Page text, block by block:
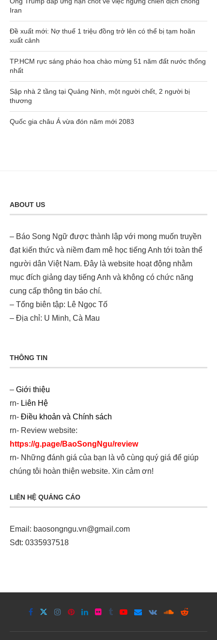
Iran
Đề xuất mới: Nợ thuế 1 triệu đồng trở lên có thể bị tạm hoãn
xuất cảnh
TP.HCM rực sáng pháo hoa chào mừng 51 năm đất nước thống
nhất
Sập nhà 2 tầng tại Quảng Ninh, một người chết, 2 người bị
thương
Quốc gia châu Á vừa đón năm mới 2083
ABOUT US
– Báo Song Ngữ được thành lập với mong muốn truyền
đạt kiến thức và niềm đam mê học tiếng Anh tới toàn thể
người dân Việt Nam. Đây là website hoạt động nhằm
mục đích giảng dạy tiếng Anh và không có chức năng
cung cấp thông tin báo chí.
– Tổng biên tập: Lê Ngọc Tố
– Địa chỉ: U Minh, Cà Mau
THÔNG TIN
– Giới thiệu
rn- Liên Hệ
rn- Điều khoản và Chính sách
rn- Review website:
https://g.page/BaoSongNgu/review
rn- Những đánh giá của bạn là vô cùng quý giá để giúp
chúng tôi hoàn thiện website. Xin cảm ơn!
LIÊN HỆ QUẢNG CÁO
Email: baosongngu.vn@gmail.com
Sđt: 0335937518